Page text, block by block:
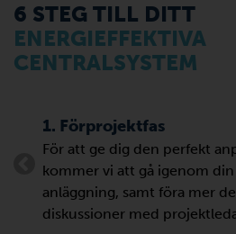
6 STEG TILL DITT
ENERGIEFFEKTIVA
CENTRALSYSTEM
1. Förprojektfas
För att ge dig den perfekt
kommer vi att gå igenom
anläggning, samt föra mer
diskussioner med